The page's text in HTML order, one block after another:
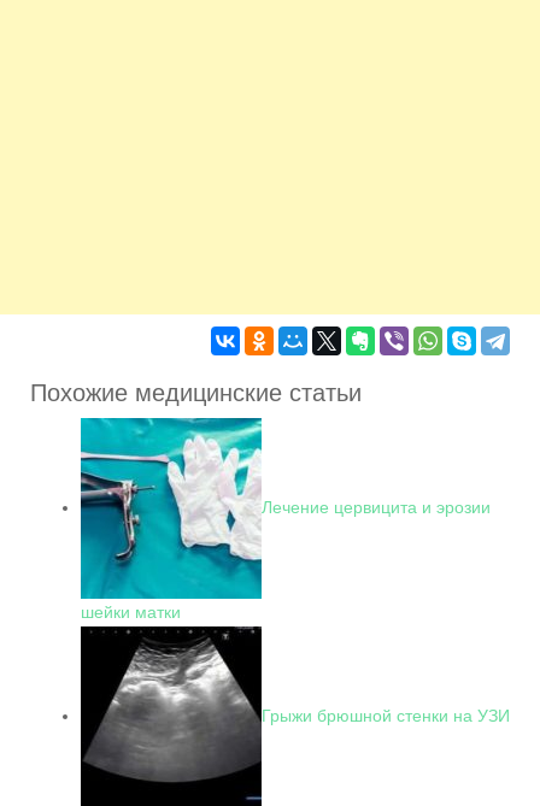
Похожие медицинские статьи
Лечение цервицита и эрозии
шейки матки
Грыжи брюшной стенки на УЗИ